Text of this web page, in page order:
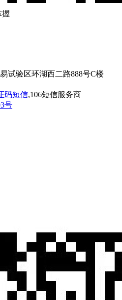
握
试验区环湖西二路888号C楼
码短信,106短信服务商
号